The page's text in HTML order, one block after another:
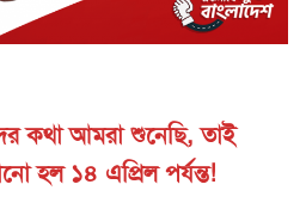
কথা আমরা শুনেছি, তাই
হল ১৪ এপ্রিল পর্যন্ত!